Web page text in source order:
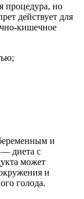
процедура, но
действует для
кишечное
и
диета с
может
и
голода.